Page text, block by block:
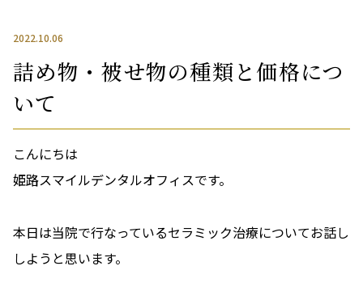
2022.10.06
詰め物・被せ物の種類と価格につ
いて
こんにちは
姫路スマイルデンタルオフィスです。
本日は当院で行なっているセラミック治療についてお話し
しようと思います。